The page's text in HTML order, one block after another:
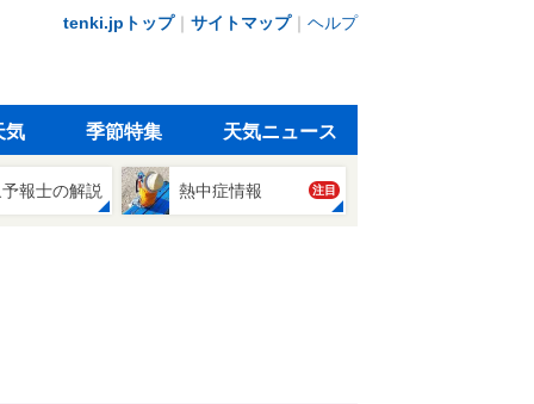
tenki.jpトップ｜ サイトマップ｜ ヘルプ
気 季節特集 天気ニュース
報士の解説 熱中症情報 注目